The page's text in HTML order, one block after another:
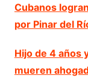
Cubanos
por Pinar del
Hijo de 4 años
mueren